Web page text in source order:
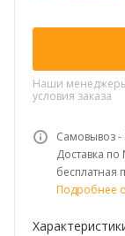
Наши менеджеры
условия заказа
Самовывоз -
Доставка
бесплатная
Подробнее